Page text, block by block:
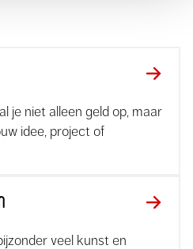
je niet alleen geld op, maar
idee, project of
veel kunst en